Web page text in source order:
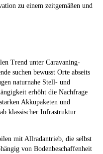
zu einem zeitgemäßen und
Trend unter Caravaning-
suchen bewusst Orte abseits
naturnahe Stell- und
erhöht die Nachfrage
Akkupaketen und
klassischer Infrastruktur
mit Allradantrieb, die selbst
von Bodenbeschaffenheit